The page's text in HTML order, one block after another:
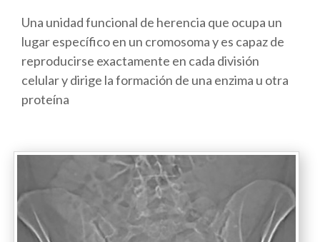
Una unidad funcional de herencia que ocupa un
lugar específico en un cromosoma y es capaz de
reproducirse exactamente en cada división
celular y dirige la formación de una enzima u otra
proteína